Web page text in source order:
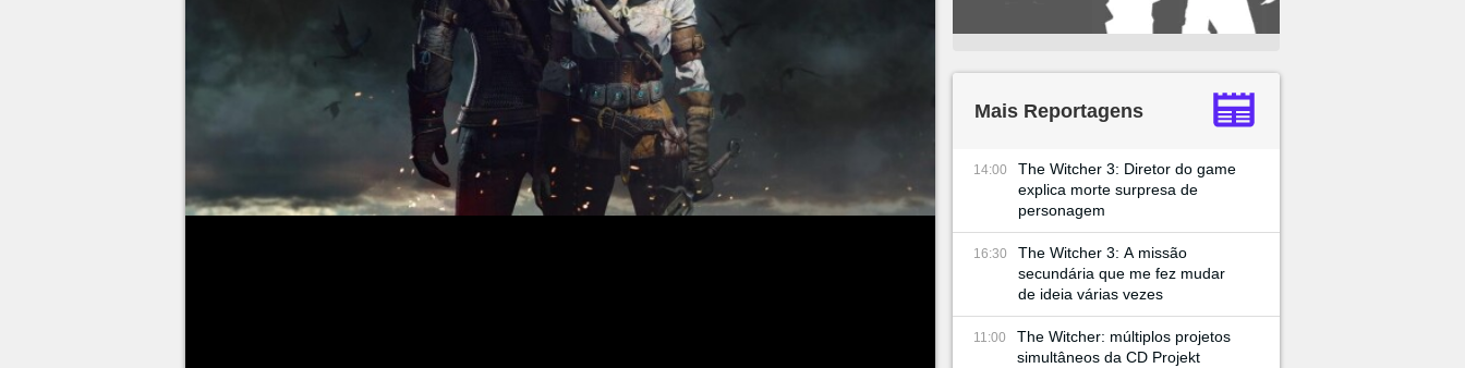
Mais Reportagens
14:00
The Witcher 3: Diretor do game
explica morte surpresa de
personagem
16:30
The Witcher 3: A missão
secundária que me fez mudar
de ideia várias vezes
11:00
The Witcher: múltiplos projetos
simultâneos da CD Projekt